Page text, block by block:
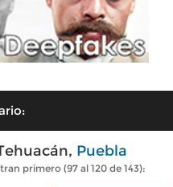
Puebla
primero (97 al 120 de 143):